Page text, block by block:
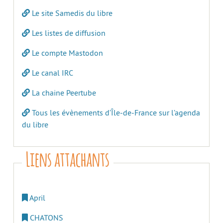
Le site Samedis du libre
Les listes de diffusion
Le compte Mastodon
Le canal IRC
La chaine Peertube
Tous les évènements d’Île-de-France sur l’agenda
du libre
Liens attachants
April
CHATONS